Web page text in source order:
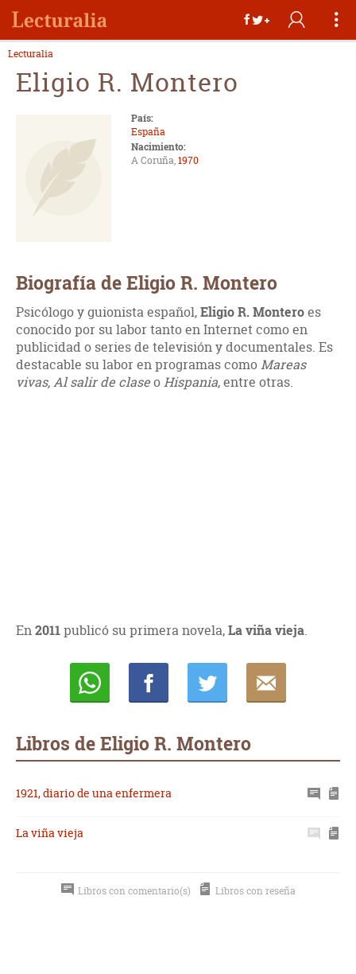
Lecturalia
Eligio R. Montero
País:
España
Nacimiento:
A Coruña,1970
Biografía de Eligio R. Montero
Psicólogo y guionista español,Eligio R. Monteroes
conocido por su labor tanto en Internet como en
publicidad o series de televisión y documentales. Es
destacable su labor en programas comoMareas
vivas, Al salir de claseoHispania, entre otras.
En2011publicó su primera novela,La viña vieja.
Libros de Eligio R. Montero
1921, diario de una enfermera
La viña vieja
Libros con comentario(s) Libros con reseña